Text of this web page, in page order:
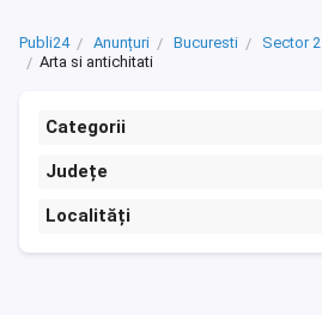
Publi24 Anunțuri Bucuresti Sector 2
Arta si antichitati
Categorii
Județe
Localități